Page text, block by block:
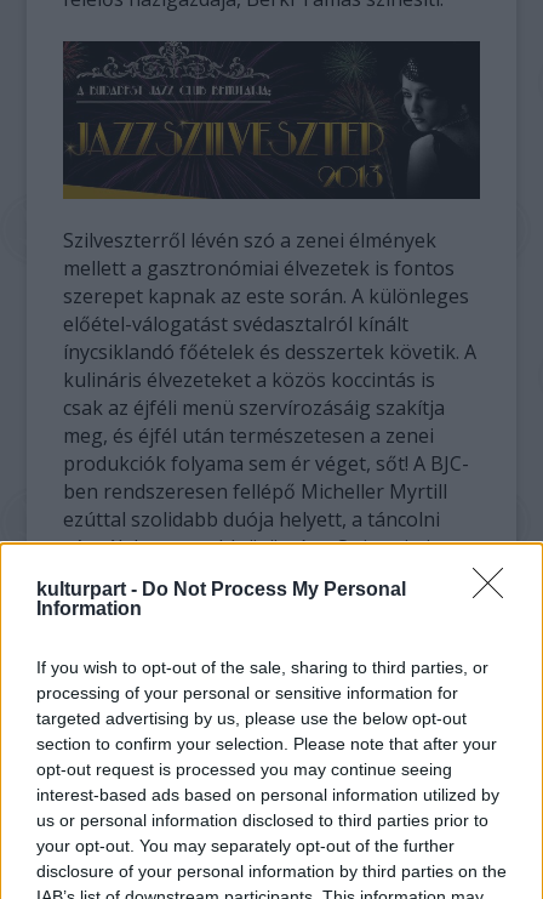
kulturpart - Do Not Process My Personal
Information
If you wish to opt-out of the sale, sharing to third parties, or
processing of your personal or sensitive information for
targeted advertising by us, please use the below opt-out
section to confirm your selection. Please note that after your
opt-out request is processed you may continue seeing
interest-based ads based on personal information utilized by
us or personal information disclosed to third parties prior to
your opt-out. You may separately opt-out of the further
disclosure of your personal information by third parties on the
Szilveszterről lévén szó a zenei élmények
mellett a gasztronómiai élvezetek is fontos
szerepet kapnak az este során. A különleges
előétel-válogatást svédasztalról kínált
ínycsiklandó főételek és desszertek követik. A
kulináris élvezeteket a közös koccintás is
csak az éjféli menü szervírozásáig szakítja
meg, és éjfél után természetesen a zenei
produkciók folyama sem ér véget, sőt! A BJC-
ben rendszeresen fellépő Micheller Myrtill
ezúttal szolidabb duója helyett, a táncolni
vágyók legnagyobb örömére, Swinguistique
névre keresztelt, energikus gipsy-swing
stílusú formációjával gondoskodik a
évkezdésről.